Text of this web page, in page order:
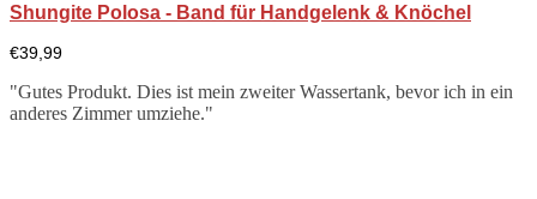
Shungite Polosa - Band für Handgelenk & Knöchel
€39,99
"Gutes Produkt. Dies ist mein zweiter Wassertank, bevor ich in ein
anderes Zimmer umziehe."